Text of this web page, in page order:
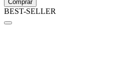
Comprar
BEST-SELLER